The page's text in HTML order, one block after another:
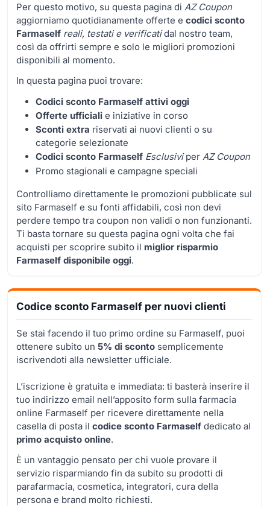
Per questo motivo, su questa pagina di AZ Coupon
aggiorniamo quotidianamente offerte e codici sconto
Farmaself reali, testati e verificatidal nostro team,
così da offrirti sempre e solo le migliori promozioni
disponibili al momento.
In questa pagina puoi trovare:
Codici sconto Farmaself attivi oggi
Offerte ufficiali e iniziative in corso
Sconti extra riservati ai nuovi clienti o su
categorie selezionate
Codici sconto Farmaself Esclusiviper AZ Coupon
Promo stagionali e campagne speciali
Controlliamo direttamente le promozioni pubblicate sul
sito Farmaself e su fonti affidabili, così non devi
perdere tempo tra coupon non validi o non funzionanti.
Ti basta tornare su questa pagina ogni volta che fai
acquisti per scoprire subito il miglior risparmio
Farmaself disponibile oggi.
Codice sconto Farmaself per nuovi clienti
Se stai facendo il tuo primo ordine su Farmaself, puoi
ottenere subito un 5% di sconto semplicemente
iscrivendoti alla newsletter ufficiale.
L’iscrizione è gratuita e immediata: ti basterà inserire il
tuo indirizzo email nell’apposito form sulla farmacia
online Farmaself per ricevere direttamente nella
casella di posta il codice sconto Farmaself dedicato al
primo acquisto online.
È un vantaggio pensato per chi vuole provare il
servizio risparmiando fin da subito su prodotti di
parafarmacia, cosmetica, integratori, cura della
persona e brand molto richiesti.